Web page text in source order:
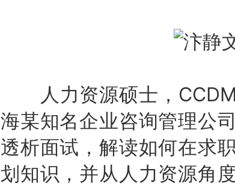
人力资源硕士，CCDM
海某知名企业咨询管理公
透析面试，解读如何在求
划知识，并从人力资源角